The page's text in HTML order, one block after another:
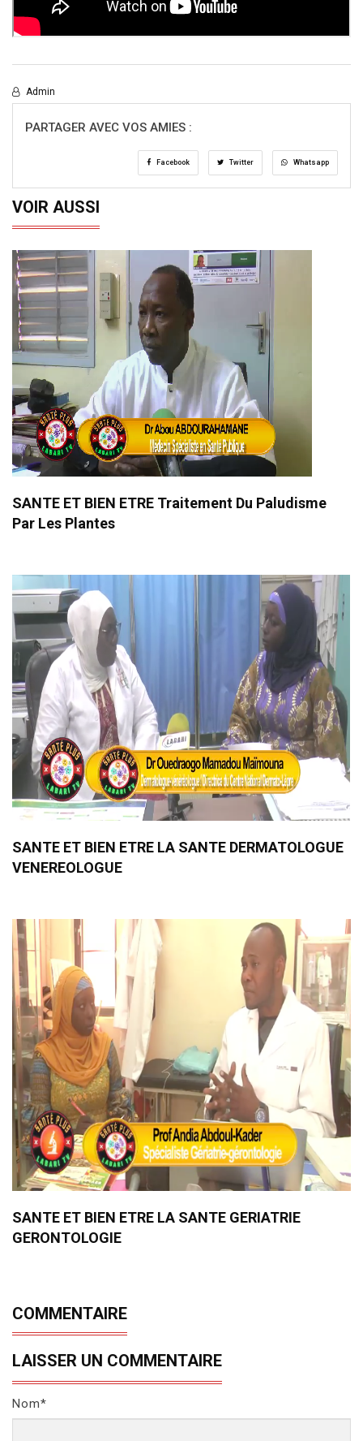
Admin
PARTAGER AVEC VOS AMIES :
Facebook Twitter Whatsapp
VOIR AUSSI
SANTE ET BIEN ETRE Traitement Du Paludisme
Par Les Plantes
SANTE ET BIEN ETRE LA SANTE DERMATOLOGUE
VENEREOLOGUE
SANTE ET BIEN ETRE LA SANTE GERIATRIE
GERONTOLOGIE
COMMENTAIRE
LAISSER UN COMMENTAIRE
Nom*